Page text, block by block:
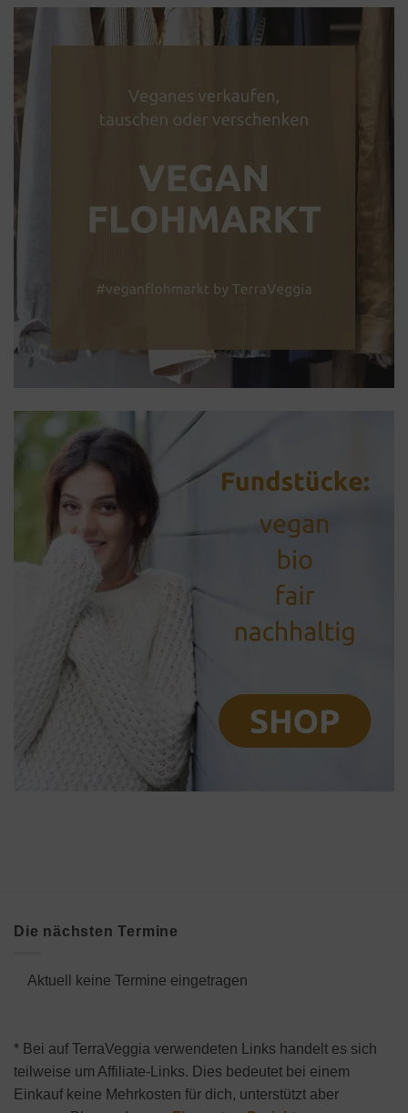
Die nächsten Termine
Aktuell keine Termine eingetragen
* Bei auf TerraVeggia verwendeten Links handelt es sich
teilweise um Affiliate-Links. Dies bedeutet bei einem
Einkauf keine Mehrkosten für dich, unterstützt aber